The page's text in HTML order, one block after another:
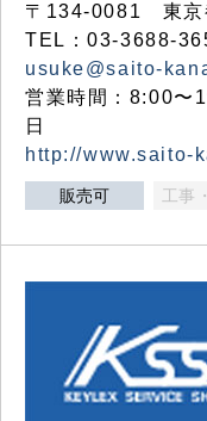
〒134-0081 東京
TEL：03-3688-
usuke@saito-
営業時間：8:00〜
日
http://www.saito-
販売可 工事